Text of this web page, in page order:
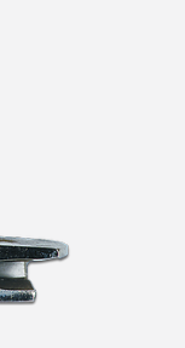
und